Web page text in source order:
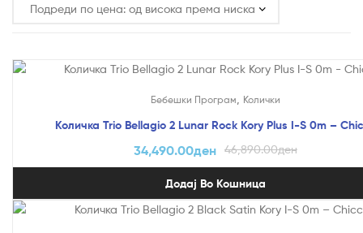
Бебешки Програм Колички
Количка Trio Bellagio 2 Lunar Rock Kory Plus I-S 0m –
46,890.00ден
34,490.00ден
Додај Во Кошница